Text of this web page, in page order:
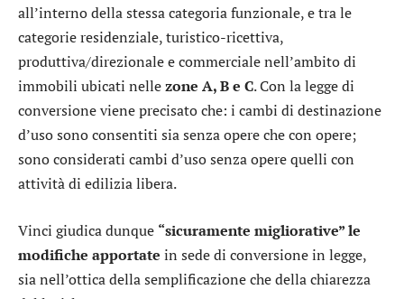
all’interno della stessa categoria funzionale, e tra le
categorie residenziale, turistico-ricettiva,
produttiva/direzionale e commerciale nell’ambito di
immobili ubicati nellezone A, B e C. Con la legge di
conversione viene precisato che: i cambi di destinazione
d’uso sono consentiti sia senza opere che con opere;
sono considerati cambi d’uso senza opere quelli con
attività di edilizia libera.
Vinci giudica dunque “sicuramente migliorative” le
modifiche apportate in sede di conversione in legge,
sia nell’ottica della semplificazione che della chiarezza